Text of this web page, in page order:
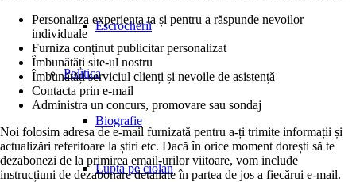
Escrocherii
Politica
Biografie
Luptă pe ciolan
Personaliza experiența ta și pentru a răspunde nevoilor
individuale
Furniza conținut publicitar personalizat
Îmbunătăți site-ul nostru
Îmbunătăți serviciul clienți și nevoile de asistență
Contacta prin e-mail
Administra un concurs, promovare sau sondaj
Noi folosim adresa de e-mail furnizată pentru a-ți trimite informații și
actualizări referitoare la știri etc. Dacă în orice moment dorești să te
dezabonezi de la primirea email-urilor viitoare, vom include
instrucțiuni de dezabonare detaliate în partea de jos a fiecărui e-mail.